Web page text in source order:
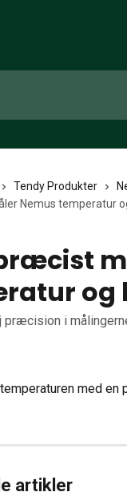
Tendy Produkter
Nemus temperatur
præcision i
med
artikler